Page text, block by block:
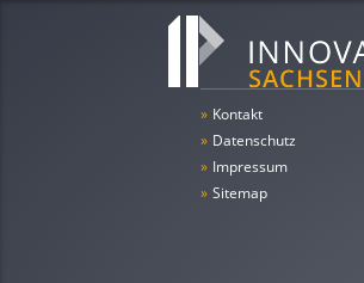
» Kontakt
» Datenschutz
» Impressum
» Sitemap